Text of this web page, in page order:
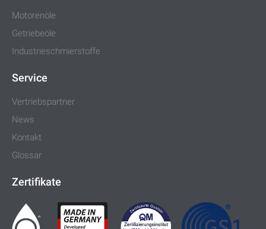
Motorenöle
Getriebeöle
Industrieschmierstoffe
Service
Vertriebspartner
News
Kontakt
Glossar
Zertifikate